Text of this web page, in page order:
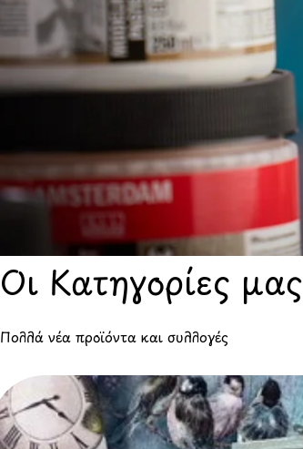
Οι Κατηγορίες μας
Πολλά νέα προϊόντα και συλλογές